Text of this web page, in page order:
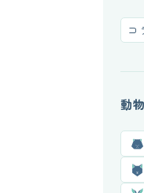
コ
動物